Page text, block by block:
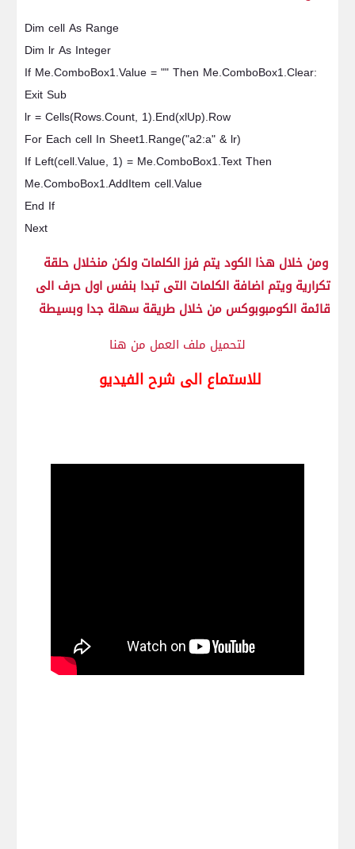
Dim cell As Range
Dim lr As Integer
If Me.ComboBox1.Value = "" Then Me.ComboBox1.Clear:
Exit Sub
lr = Cells(Rows.Count, 1).End(xlUp).Row
For Each cell In Sheet1.Range("a2:a" & lr)
ومن خلال هذا الكود يتم فرز الكلمات ولكن منخلال حلقة
تكرارية ويتم اضافة الكلمات التى تبدا بنفس اول حرف الى
قائمة الكومبوبوكس من خلال طريقة سهلة جدا وبسيطة
لتحميل ملف العمل من هنا
للاستماع الى شرح الفيديو